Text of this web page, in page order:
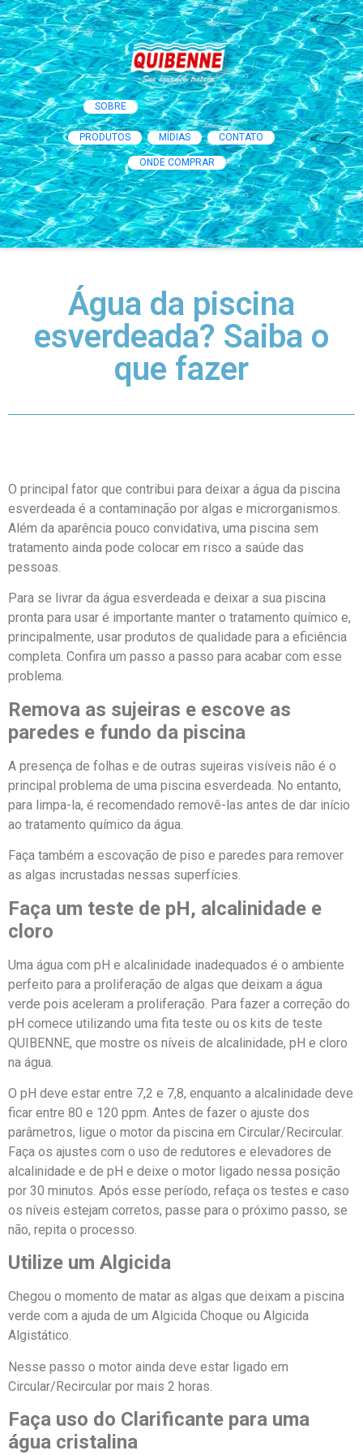
ONDE COMPRAR
CONTATO
MÍDIAS
PRODUTOS
SOBRE
Água da piscina
esverdeada? Saiba o
que fazer
O principal fator que contribui para deixar a água da piscina
esverdeada é a contaminação por algas e microrganismos.
Além da aparência pouco convidativa, uma piscina sem
tratamento ainda pode colocar em risco a saúde das
pessoas.
Para se livrar da água esverdeada e deixar a sua piscina
pronta para usar é importante manter o tratamento químico e,
principalmente, usar produtos de qualidade para a eficiência
completa. Confira um passo a passo para acabar com esse
problema.
Remova as sujeiras e escove as
paredes e fundo da piscina
A presença de folhas e de outras sujeiras visíveis não é o
principal problema de uma piscina esverdeada. No entanto,
para limpa-la, é recomendado removê-las antes de dar início
ao tratamento químico da água.
Faça também a escovação de piso e paredes para remover
as algas incrustadas nessas superfícies.
Faça um teste de pH, alcalinidade e
cloro
Uma água com pH e alcalinidade inadequados é o ambiente
perfeito para a proliferação de algas que deixam a água
verde pois aceleram a proliferação. Para fazer a correção do
pH comece utilizando uma fita teste ou os kits de teste
QUIBENNE, que mostre os níveis de alcalinidade, pH e cloro
na água.
O pH deve estar entre 7,2 e 7,8, enquanto a alcalinidade deve
ficar entre 80 e 120 ppm. Antes de fazer o ajuste dos
parâmetros, ligue o motor da piscina em Circular/Recircular.
Faça os ajustes com o uso de redutores e elevadores de
alcalinidade e de pH e deixe o motor ligado nessa posição
por 30 minutos. Após esse período, refaça os testes e caso
os níveis estejam corretos, passe para o próximo passo, se
não, repita o processo.
Utilize um Algicida
Chegou o momento de matar as algas que deixam a piscina
verde com a ajuda de um Algicida Choque ou Algicida
Algistático.
Nesse passo o motor ainda deve estar ligado em
Circular/Recircular por mais 2 horas.
Faça uso do Clarificante para uma
água cristalina